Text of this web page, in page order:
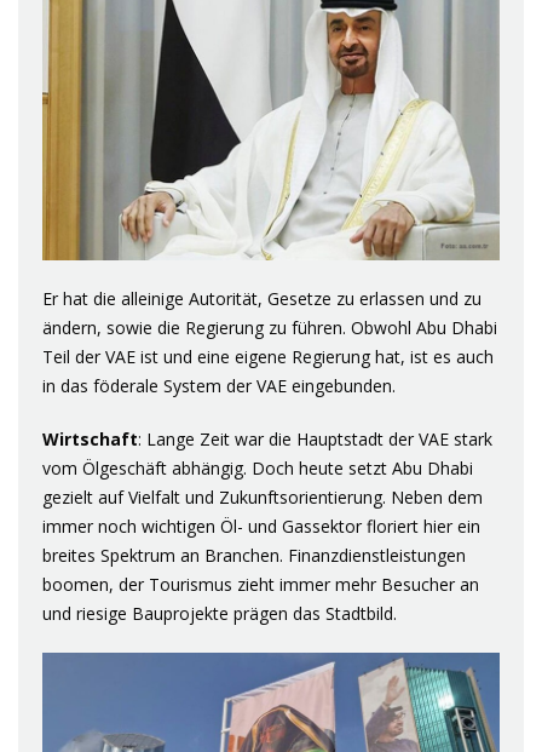
Er hat die alleinige Autorität, Gesetze zu erlassen und zu
ändern, sowie die Regierung zu führen. Obwohl Abu Dhabi
Teil der VAE ist und eine eigene Regierung hat, ist es auch
in das föderale System der VAE eingebunden.
Wirtschaft: Lange Zeit war die Hauptstadt der VAE stark
vom Ölgeschäft abhängig. Doch heute setzt Abu Dhabi
gezielt auf Vielfalt und Zukunftsorientierung. Neben dem
immer noch wichtigen Öl- und Gassektor floriert hier ein
breites Spektrum an Branchen. Finanzdienstleistungen
boomen, der Tourismus zieht immer mehr Besucher an
und riesige Bauprojekte prägen das Stadtbild.